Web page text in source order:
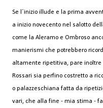
Se l´inizio illude e la prima
a inizio novecento nel salotto
come la Aleramo e Ombroso
manierismi che potrebbero
altamente ripetitiva, pare
Rossari sia perfino costretto a
o palazzeschiana fatta da
vari, che alla fine - mia stima -